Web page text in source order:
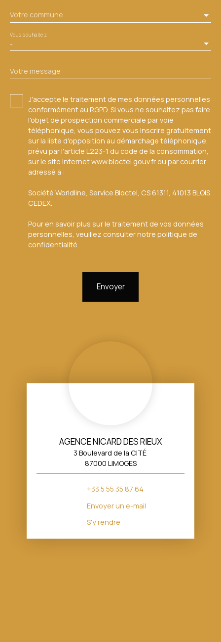
Votre commune
-
Vous souhaitez
Votre message
J'accepte le traitement de mes données personnelles
conformément au RGPD. Si vous ne souhaitez pas faire
l'objet de prospection commerciale par voie
téléphonique, vous pouvez vous inscrire gratuitement
sur la liste d'opposition au démarchage téléphonique,
prévu par l'article L223-1 du code de la consommation,
sur le site Internet www.bloctel.gouv.fr ou par courrier
adressé à :
Société Worldline, Service Bloctel, CS 61311, 41013 BLOIS
CEDEX.
Pour en savoir plus sur le traitement de vos données
personnelles, veuillez consulter notre politique de
confidentialité.
Envoyer
AGENCE NICARD DES RIEUX
3 Boulevard de la CITÉ
87000 LIMOGES
+33 5 55 35 87 64
Envoyer un e-mail
S'y rendre